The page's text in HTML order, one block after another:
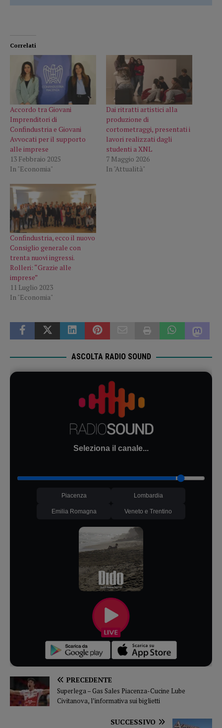
Correlati
Accordo tra Giovani
Imprenditori di
Confindustria e Giovani
Avvocati per il supporto
alle imprese
13 Febbraio 2025
In "Economia"
Dai ritratti artistici alla
produzione di
cortometraggi, presentati i
lavori realizzati dagli
studenti a XNL
7 Maggio 2026
In "Attualità"
Confindustria, ecco il nuovo
Consiglio generale con
trenta nuovi ingressi.
Rolleri: “Grazie alle
imprese”
11 Luglio 2023
In "Economia"
ASCOLTA RADIO SOUND
Seleziona il canale...
Piacenza Lombardia
Emilia Romagna Veneto e Trentino
PRECEDENTE
Superlega – Gas Sales Piacenza-Cucine Lube
Civitanova, l’informativa sui biglietti
SUCCESSIVO